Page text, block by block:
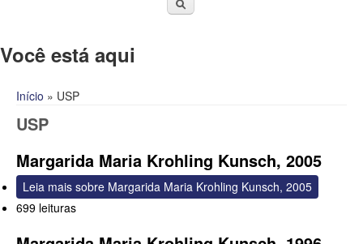
Você está aqui
Início » USP
USP
Margarida Maria Krohling Kunsch, 2005
Leia mais sobre Margarida Maria Krohling Kunsch, 2005
699 leituras